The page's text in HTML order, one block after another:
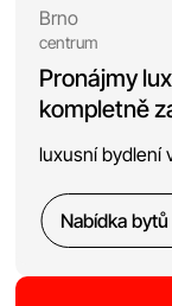
Brno
centrum
Pronájmy
kompletně
luxusní bydlení
Nabídka bytů